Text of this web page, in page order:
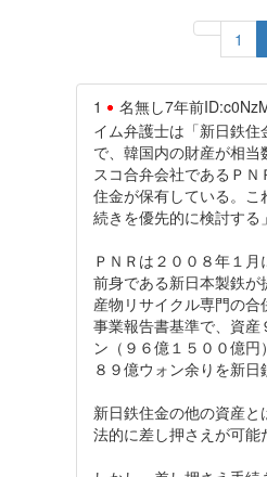
1
1 名無し7年前
イム弁護士は「新日鉄
で、韓国内の財産が相
スコ合弁会社であるＰ
住金が保有している。
続きを優先的に検討する
ＰＮＲは２００８年１
前身である新日本製鉄
産物リサイクル専門の
事業報告書基準で、資産
ン（９６億１５００億
８９億ウォン余りを新日
新日鉄住金の他の資産
法的に差し押さえが可能